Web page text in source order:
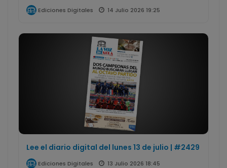
Ediciones Digitales 14 Julio 2026 19:25
Lee el diario digital del lunes 13 de julio | #2429
Ediciones Digitales 13 Julio 2026 18:45